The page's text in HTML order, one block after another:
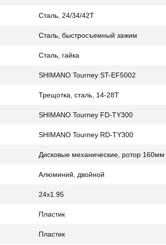
Сталь, 24/34/42Т
Сталь, быстросъемный зажим
Сталь, гайка
SHIMANO Tourney ST-EF5002
Трещотка, сталь, 14-28Т
SHIMANO Tourney FD-TY300
SHIMANO Tourney RD-TY300
Дисковые механические, ротор 160мм
Алюминий, двойной
24x1.95
Пластик
Пластик